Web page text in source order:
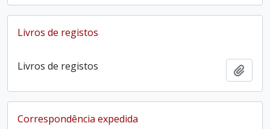
Livros de registos
Livros de registos
Correspondência expedida